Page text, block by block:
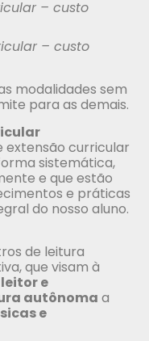
– custo
– custo
modalidades sem
para as demais.
extensão curricular
sistemática,
e que estão
e práticas
do nosso aluno.
de leitura
que visam à
e
autônoma a
e